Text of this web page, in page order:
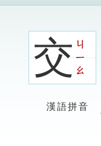
鍵
交ㄐ
ㄧ
ㄠ
漢語拼音